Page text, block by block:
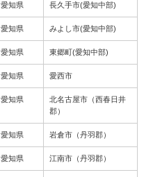
愛知県 長久手市(愛知中部)
愛知県 みよし市(愛知中部)
愛知県 東郷町(愛知中部)
愛知県 愛西市
愛知県
北名古屋市（西春日井
郡）
愛知県 岩倉市（丹羽郡）
愛知県 江南市（丹羽郡）